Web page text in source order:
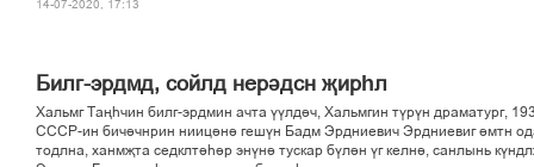
14-07-2020, 17:13
Билг-эрдмд, сойлд нерәдсн җирһл
Хальмг Тањєчин билг-эрдмин ачта ўўлдіч, Хальмгин тўрўн драматург,
СССР-ин бичічнрин нииціні гешўн Бадм Эрдниевич Эрдниевиг імтн
тодлна, ханмљта седклтієір энўні тускар бўлін ўг келні, санлынь